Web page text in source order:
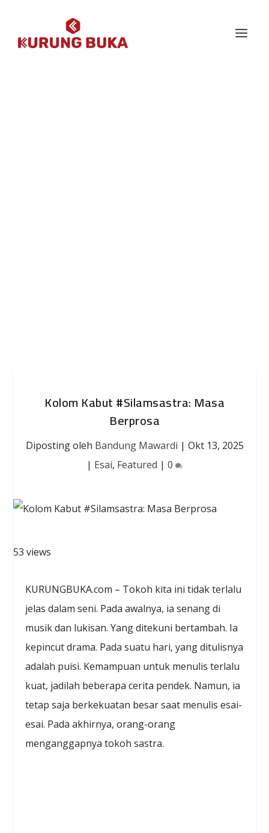
Kolom Kabut #Silamsastra: Masa
Berprosa
Diposting oleh Bandung Mawardi | Okt 13, 2025
| Esai, Featured | 0
53 views
KURUNGBUKA.com – Tokoh kita ini tidak terlalu
jelas dalam seni. Pada awalnya, ia senang di
musik dan lukisan. Yang ditekuni bertambah. Ia
kepincut drama. Pada suatu hari, yang ditulisnya
adalah puisi. Kemampuan untuk menulis terlalu
kuat, jadilah beberapa cerita pendek. Namun, ia
tetap saja berkekuatan besar saat menulis esai-
esai. Pada akhirnya, orang-orang
menganggapnya tokoh sastra.